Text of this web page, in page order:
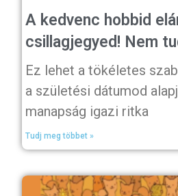
A kedvenc hobbid
csillagjegyed! Nem
Ez lehet a tökéletes
a születési dátumod
manapság igazi ritka
Tudj meg többet »